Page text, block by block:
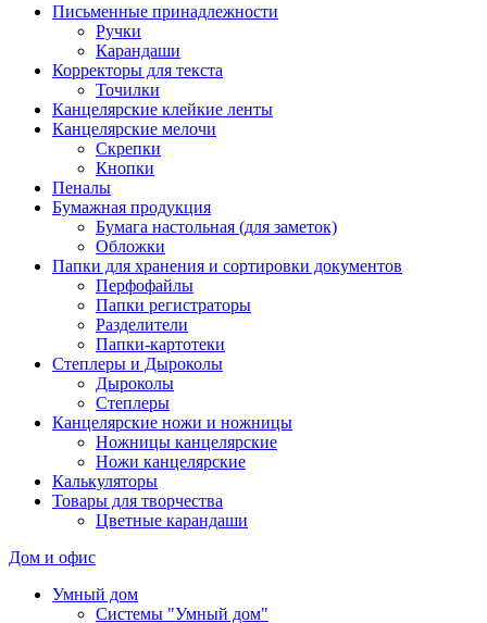
Письменные принадлежности
Ручки
Карандаши
Корректоры для текста
Точилки
Канцелярские клейкие ленты
Канцелярские мелочи
Скрепки
Кнопки
Пеналы
Бумажная продукция
Бумага настольная (для заметок)
Обложки
Папки для хранения и сортировки документов
Перфофайлы
Папки регистраторы
Разделители
Папки-картотеки
Степлеры и Дыроколы
Дыроколы
Степлеры
Канцелярские ножи и ножницы
Ножницы канцелярские
Ножи канцелярские
Калькуляторы
Товары для творчества
Цветные карандаши
Дом и офис
Умный дом
Системы "Умный дом"